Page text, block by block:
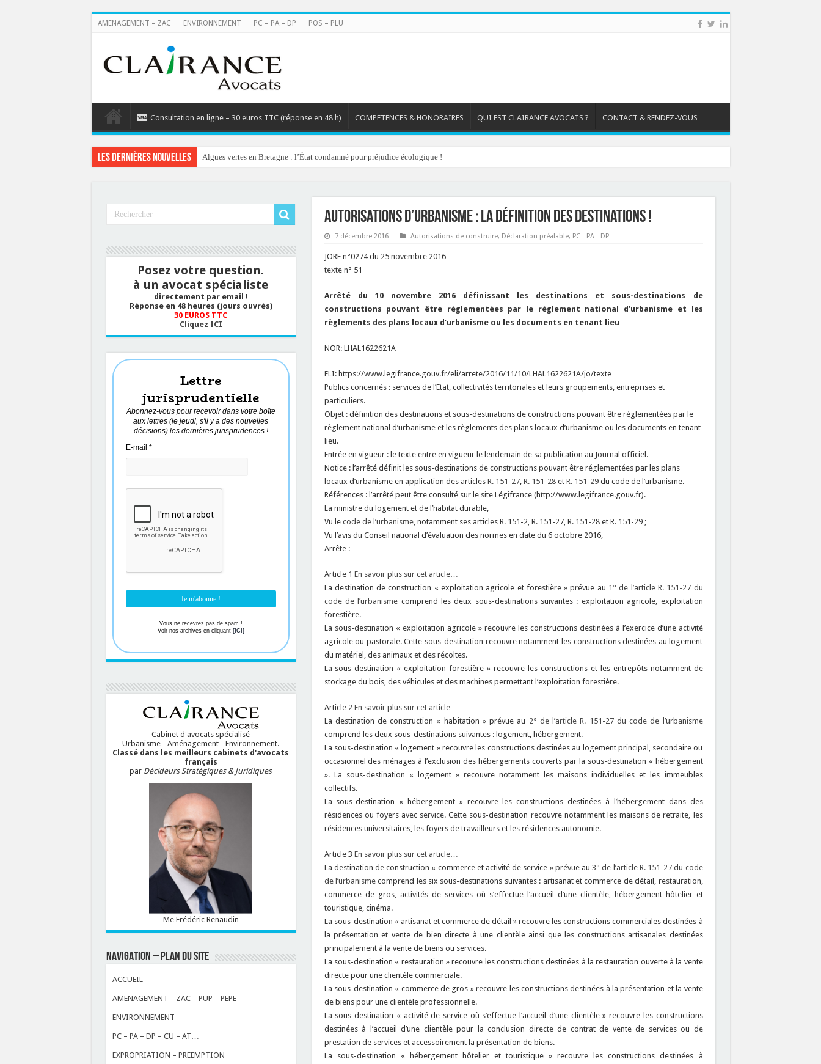
AMENAGEMENT – ZAC ENVIRONNEMENT PC – PA – DP POS – PLU
Consultation en ligne – 30 euros TTC (réponse en 48 h) COMPETENCES & HONORAIRES QUI EST CLAIRANCE AVOCATS ? CONTACT & RENDEZ-VOUS
Les dernières nouvelles Algues vertes en Bretagne : l’État condamné pour préjudice écologique !
Autorisations d’urbanisme : la définition des destinations !
7 décembre 2016 Autorisations de construire, Déclaration préalable, PC - PA - DP
JORF n°0274 du 25 novembre 2016
texte n° 51
Arrêté du 10 novembre 2016 définissant les destinations et sous-destinations de
constructions pouvant être réglementées par le règlement national d’urbanisme et les
règlements des plans locaux d’urbanisme ou les documents en tenant lieu
NOR: LHAL1622621A
ELI: https://www.legifrance.gouv.fr/eli/arrete/2016/11/10/LHAL1622621A/jo/texte
Publics concernés : services de l’Etat, collectivités territoriales et leurs groupements, entreprises et
particuliers.
Objet : définition des destinations et sous-destinations de constructions pouvant être réglementées par le
règlement national d’urbanisme et les règlements des plans locaux d’urbanisme ou les documents en tenant
lieu.
Entrée en vigueur : le texte entre en vigueur le lendemain de sa publication au Journal officiel.
Notice : l’arrêté définit les sous-destinations de constructions pouvant être réglementées par les plans
locaux d’urbanisme en application des articles R. 151-27, R. 151-28et R. 151-29du code de l’urbanisme.
Références : l’arrêté peut être consulté sur le site Légifrance (http://www.legifrance.gouv.fr).
La ministre du logement et de l’habitat durable,
Vu le code de l’urbanisme, notamment ses articles R. 151-2, R. 151-27, R. 151-28 et R. 151-29 ;
Vu l’avis du Conseil national d’évaluation des normes en date du 6 octobre 2016,
Arrête :
Article 1 En savoir plus sur cet article…
La destination de construction « exploitation agricole et forestière » prévue au 1° de l’article R. 151-27 du
code de l’urbanisme comprend les deux sous-destinations suivantes : exploitation agricole, exploitation
forestière.
La sous-destination « exploitation agricole » recouvre les constructions destinées à l’exercice d’une activité
agricole ou pastorale. Cette sous-destination recouvre notamment les constructions destinées au logement
du matériel, des animaux et des récoltes.
La sous-destination « exploitation forestière » recouvre les constructions et les entrepôts notamment de
stockage du bois, des véhicules et des machines permettant l’exploitation forestière.
Article 2 En savoir plus sur cet article…
La destination de construction « habitation » prévue au 2° de l’article R. 151-27 du code de l’urbanisme
comprend les deux sous-destinations suivantes : logement, hébergement.
La sous-destination « logement » recouvre les constructions destinées au logement principal, secondaire ou
occasionnel des ménages à l’exclusion des hébergements couverts par la sous-destination « hébergement
». La sous-destination « logement » recouvre notamment les maisons individuelles et les immeubles
collectifs.
La sous-destination « hébergement » recouvre les constructions destinées à l’hébergement dans des
résidences ou foyers avec service. Cette sous-destination recouvre notamment les maisons de retraite, les
résidences universitaires, les foyers de travailleurs et les résidences autonomie.
Article 3 En savoir plus sur cet article…
La destination de construction « commerce et activité de service » prévue au3° de l’article R. 151-27 du code
de l’urbanismecomprend les six sous-destinations suivantes : artisanat et commerce de détail, restauration,
commerce de gros, activités de services où s’effectue l’accueil d’une clientèle, hébergement hôtelier et
touristique, cinéma.
La sous-destination « artisanat et commerce de détail » recouvre les constructions commerciales destinées à
la présentation et vente de bien directe à une clientèle ainsi que les constructions artisanales destinées
principalement à la vente de biens ou services.
La sous-destination « restauration » recouvre les constructions destinées à la restauration ouverte à la vente
directe pour une clientèle commerciale.
La sous-destination « commerce de gros » recouvre les constructions destinées à la présentation et la vente
de biens pour une clientèle professionnelle.
La sous-destination « activité de service où s’effectue l’accueil d’une clientèle » recouvre les constructions
destinées à l’accueil d’une clientèle pour la conclusion directe de contrat de vente de services ou de
prestation de services et accessoirement la présentation de biens.
La sous-destination « hébergement hôtelier et touristique » recouvre les constructions destinées à
Posez votre question.
à un avocat spécialiste
directement par email !
Réponse en 48 heures (jours ouvrés)
30 EUROS TTC
Cliquez ICI
Lettre
jurisprudentielle
Abonnez-vous pour recevoir dans votre boîte
aux lettres (le jeudi, s'il y a des nouvelles
décisions) les dernières jurisprudences !
E-mail *
Vous ne recevrez pas de spam !
Voir nos archives en cliquant [ICI]
Cabinet d'avocats spécialisé
Urbanisme - Aménagement - Environnement.
Classé dans les meilleurs cabinets d'avocats
français
par Décideurs Stratégiques & Juridiques
Me Frédéric Renaudin
NAVIGATION – PLAN DU SITE
ACCUEIL
AMENAGEMENT – ZAC – PUP – PEPE
ENVIRONNEMENT
PC – PA – DP – CU – AT…
EXPROPRIATION – PREEMPTION